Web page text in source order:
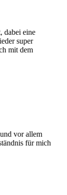
dabei eine
super
mit dem
vor allem
für mich